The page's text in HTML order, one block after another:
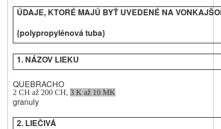
ÚDAJE, KTORÉ MAJÚ BYŤ UVEDENÉ NA
{polypropylénová tuba}
1. NÁZOV LIEKU
QUEBRACHO
2 CH až 200 CH, 3 K až 10 MK
granuly
2. LIEČIVÁ